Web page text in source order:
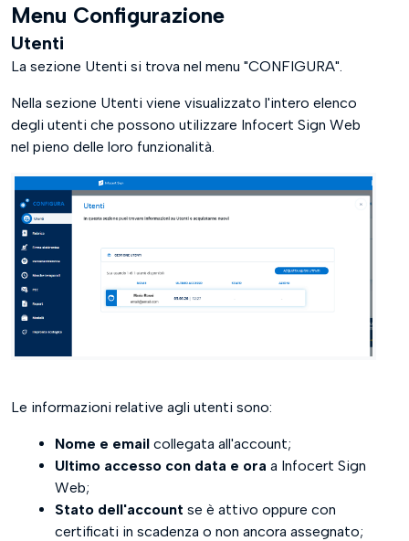
Menu Configurazione
Utenti
La sezione Utenti si trova nel menu "CONFIGURA".
Nella sezione Utenti viene visualizzato l'intero elenco
degli utenti che possono utilizzare Infocert Sign Web
nel pieno delle loro funzionalità.
Le informazioni relative agli utenti sono:
Nome e email collegata all'account;
Ultimo accesso con data e ora a Infocert Sign
Web;
Stato dell'account se è attivo oppure con
certificati in scadenza o non ancora assegnato;